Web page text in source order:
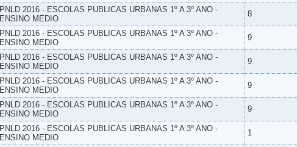
PNLD 2016 - ESCOLAS PUBLICAS URBANAS 1º A 3º ANO -
ENSINO MEDIO
8
PNLD 2016 - ESCOLAS PUBLICAS URBANAS 1º A 3º ANO -
ENSINO MEDIO
9
PNLD 2016 - ESCOLAS PUBLICAS URBANAS 1º A 3º ANO -
ENSINO MEDIO
9
PNLD 2016 - ESCOLAS PUBLICAS URBANAS 1º A 3º ANO -
ENSINO MEDIO
9
PNLD 2016 - ESCOLAS PUBLICAS URBANAS 1º A 3º ANO -
ENSINO MEDIO
9
PNLD 2016 - ESCOLAS PUBLICAS URBANAS 1º A 3º ANO -
ENSINO MEDIO
1